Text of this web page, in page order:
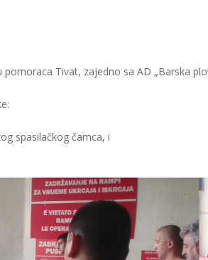
Tivat, zajedno sa AD „Barska
spasilačkog čamca, i